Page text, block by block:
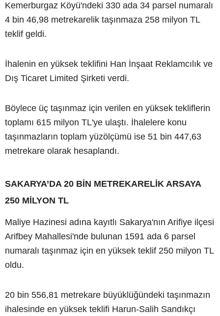
Kemerburgaz Köyü'ndeki 330 ada 34 parsel numaralı
4 bin 46,98 metrekarelik taşınmaza 258 milyon TL
teklif geldi.
İhalenin en yüksek teklifini Han İnşaat Reklamcılık ve
Dış Ticaret Limited Şirketi verdi.
Böylece üç taşınmaz için verilen en yüksek tekliflerin
toplamı 615 milyon TL'ye ulaştı. İhalelere konu
taşınmazların toplam yüzölçümü ise 51 bin 447,63
metrekare olarak hesaplandı.
SAKARYA’DA 20 BİN METREKARELİK ARSAYA
250 MİLYON TL
Maliye Hazinesi adına kayıtlı Sakarya'nın Arifiye ilçesi
Arifbey Mahallesi'nde bulunan 1591 ada 6 parsel
numaralı taşınmaz için en yüksek teklif 250 milyon TL
oldu.
20 bin 556,81 metrekare büyüklüğündeki taşınmazın
ihalesinde en yüksek teklifi Harun-Salih Sandıkçı